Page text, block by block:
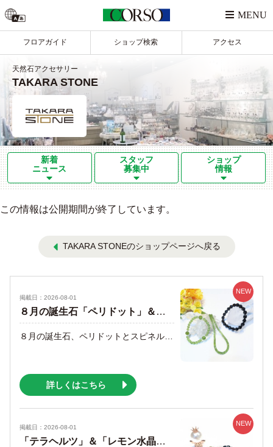
フロアガイド ショップ検索 アクセス
天然石アクセサリー
TAKARA STONE
新着
ニュース
スタッフ
募集中
ショップ
情報
この情報は公開期間が終了しています。
TAKARA STONEのショップページへ戻る
掲載日：2026-08-01
NEW
８月の誕生石「ペリドット」＆「スピネル」のご紹介
詳しくはこちら
掲載日：2026-08-01
NEW
「テラヘルツ」＆「レモン水晶」のご紹介